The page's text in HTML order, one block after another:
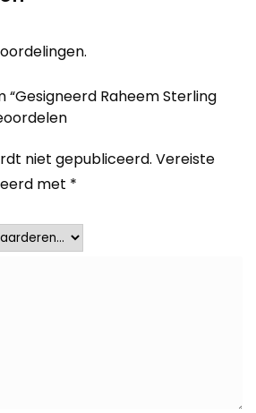
“Gesigneerd Raheem Sterling
niet gepubliceerd. Vereiste
met *